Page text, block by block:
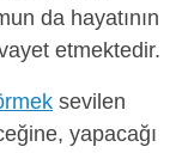
da hayatının
etmektedir.
sevilen
yapacağı